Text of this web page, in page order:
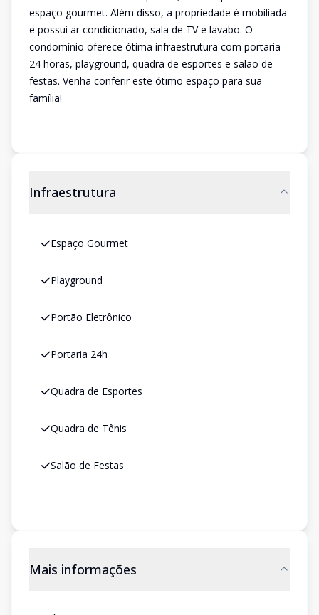
espaço gourmet. Além disso, a propriedade é mobiliada
e possui ar condicionado, sala de TV e lavabo. O
condomínio oferece ótima infraestrutura com portaria
24 horas, playground, quadra de esportes e salão de
festas. Venha conferir este ótimo espaço para sua
família!
Infraestrutura
Espaço Gourmet
Playground
Portão Eletrônico
Portaria 24h
Quadra de Esportes
Quadra de Tênis
Salão de Festas
Mais informações